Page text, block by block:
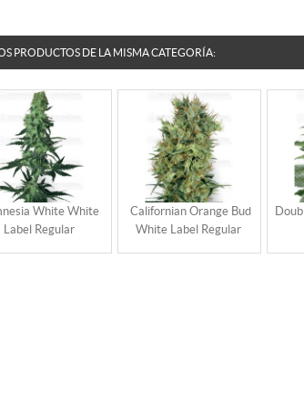
PRODUCTOS DE LA MISMA CATEGORÍA:
White White
Label Regular
Californian Orange Bud
White Label Regular